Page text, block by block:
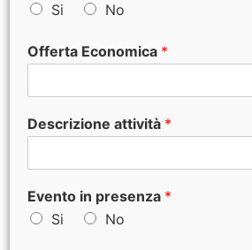
Si
No
Offerta Economica *
Descrizione attività *
Evento in presenza *
Si
No